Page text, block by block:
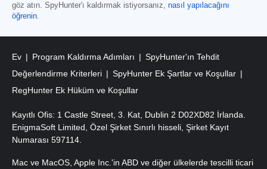
göz atın. SpyHunter'ı kaldırmak istiyorsanız, nasıl yapılacağını
öğrenin.
Ev Program Kaldırma Adımları
SpyHunter'ın Tehdit
Değerlendirme Kriterleri
SpyHunter Ek Şartlar ve Koşullar
RegHunter Ek Hüküm ve Koşullar
Kayıtlı Ofis: 1 Castle Street, 3. Kat, Dublin 2 D02XD82 İrlanda.
EnigmaSoft Limited, Özel Şirket Sınırlı hisseli, Şirket Kayıt
Numarası 597114.
Mac ve MacOS, Apple Inc.'in ABD ve diğer ülkelerde tescilli ticari